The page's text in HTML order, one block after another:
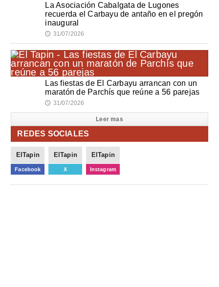
La Asociación Cabalgata de Lugones
recuerda el Carbayu de antaño en el pregón
inaugural
🕔 31/07/2026
Las fiestas de El Carbayu arrancan con un
maratón de Parchís que reúne a 56 parejas
🕔 31/07/2026
Leer mas
REDES SOCIALES
ElTapin
Facebook
ElTapin
X
ElTapin
Instagram